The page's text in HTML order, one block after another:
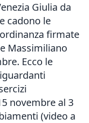
Giulia da
cadono le
firmate
Massimiliano
Ecco le
novembre al 3
(video a